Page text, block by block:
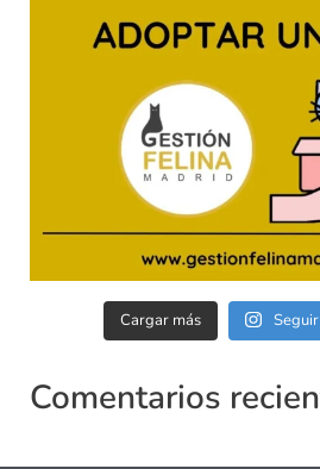
Cargar más
Comentarios